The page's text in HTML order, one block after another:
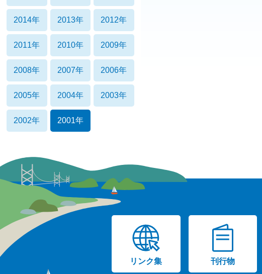
2014年 2013年 2012年
2011年 2010年 2009年
2008年 2007年 2006年
2005年 2004年 2003年
2002年 2001年
リンク集 刊行物